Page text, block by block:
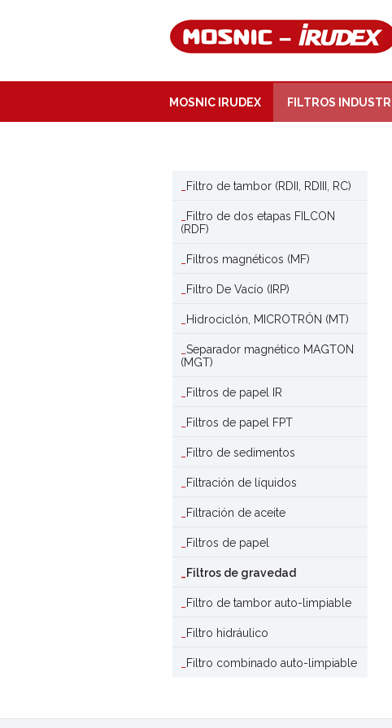
MOSNIC IRUDEX FILTROS
Filtro de tambor (RDII, RDIII, RC)
Filtro de dos etapas FILCON
(RDF)
Filtros magnéticos (MF)
Filtro De Vacío (IRP)
Hidrociclón, MICROTRÓN (MT)
Separador magnético MAGTON
(MGT)
Filtros de papel IR
Filtros de papel FPT
Filtro de sedimentos
Filtración de líquidos
Filtración de aceite
Filtros de papel
Filtros de gravedad
Filtro de tambor auto-limpiable
Filtro hidráulico
Filtro combinado auto-limpiable